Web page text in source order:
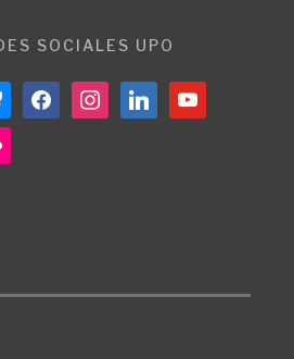
SOCIALES UPO
facebookinstagramlinkedin youtube